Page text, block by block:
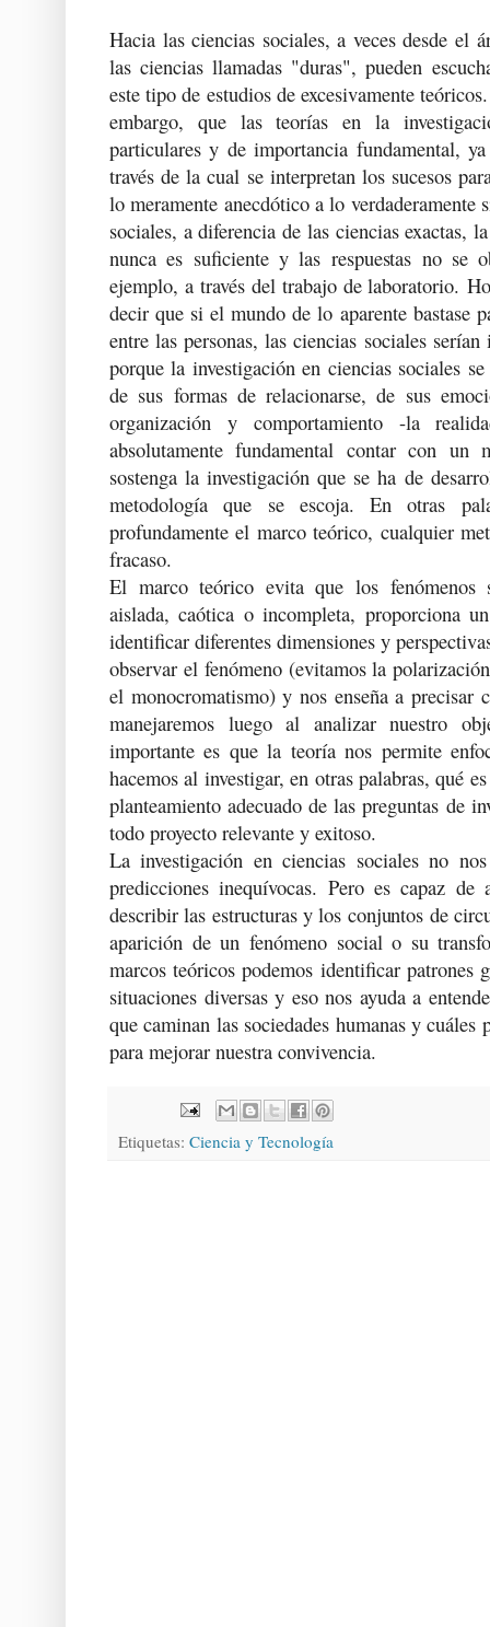
Hacia las ciencias sociales, a veces desde el
las ciencias llamadas "duras", pueden
este tipo de estudios de excesivamente
embargo, que las teorías en la
particulares y de importancia fundamental,
través de la cual se interpretan los sucesos
lo meramente anecdótico a lo verdaderamente
sociales, a diferencia de las ciencias exactas,
nunca es suficiente y las respuestas no se
ejemplo, a través del trabajo de laboratorio.
decir que si el mundo de lo aparente bastase
entre las personas, las ciencias sociales serían
porque la investigación en ciencias sociales
de sus formas de relacionarse, de sus
organización y comportamiento -la
absolutamente fundamental contar con un
sostenga la investigación que se ha de
metodología que se escoja. En otras
profundamente el marco teórico, cualquier
fracaso.
El marco teórico evita que los fenómenos
aislada, caótica o incompleta, proporciona
identificar diferentes dimensiones y
observar el fenómeno (evitamos la
el monocromatismo) y nos enseña a precisar
manejaremos luego al analizar nuestro
importante es que la teoría nos permite
hacemos al investigar, en otras palabras, qué
planteamiento adecuado de las preguntas de
todo proyecto relevante y exitoso.
La investigación en ciencias sociales no
predicciones inequívocas. Pero es capaz de
describir las estructuras y los conjuntos de
aparición de un fenómeno social o su
marcos teóricos podemos identificar patrones
situaciones diversas y eso nos ayuda a
que caminan las sociedades humanas y cuáles
para mejorar nuestra convivencia.
Etiquetas: Ciencia y Tecnología